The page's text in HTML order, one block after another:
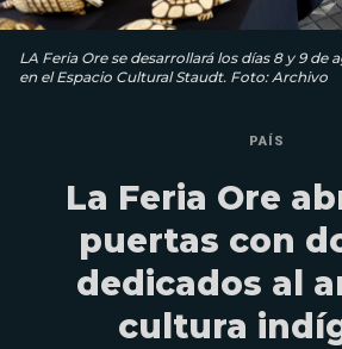
LA Feria Ore se desarrollará los días 8 y 9 de
en el Espacio Cultural Staudt. Foto: Archivo
PAÍS
La Feria Ore
puertas con
dedicados al
cultura